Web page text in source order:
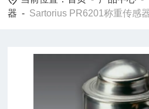
器 - Sartorius PR6201称重传感